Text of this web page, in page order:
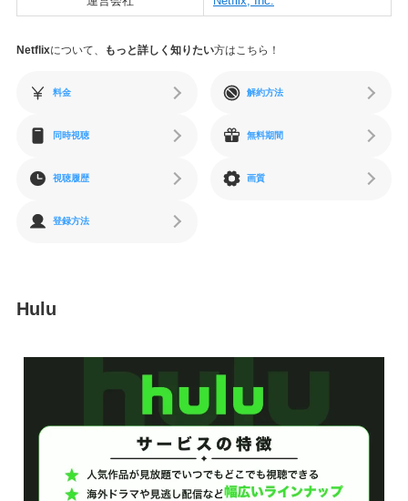
Netflixについて、 もっと詳しく知りたい方はこちら！
料金 解約方法
同時視聴 無料期間
視聴履歴 画質
登録方法
Hulu